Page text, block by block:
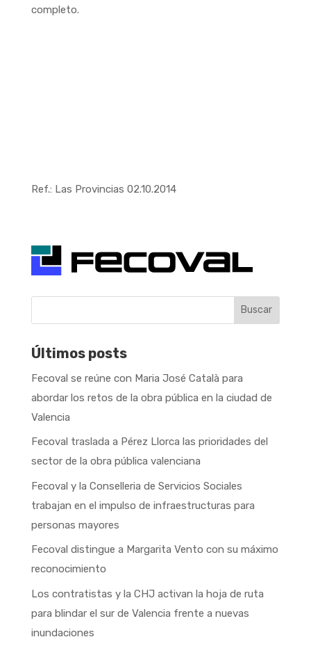
completo.
Ref.: Las Provincias 02.10.2014
Buscar
Últimos posts
Fecoval se reúne con Maria José Català para
abordar los retos de la obra pública en la ciudad de
Valencia
Fecoval traslada a Pérez Llorca las prioridades del
sector de la obra pública valenciana
Fecoval y la Conselleria de Servicios Sociales
trabajan en el impulso de infraestructuras para
personas mayores
Fecoval distingue a Margarita Vento con su máximo
reconocimiento
Los contratistas y la CHJ activan la hoja de ruta
para blindar el sur de Valencia frente a nuevas
inundaciones